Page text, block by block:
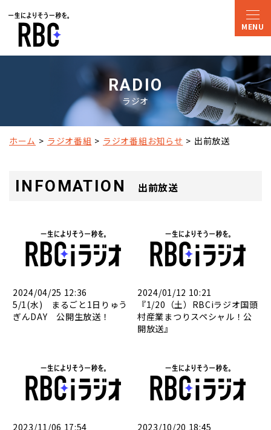
RADIO
ラジオ
ホーム ラジオ番組 ラジオ番組お知らせ 出前放送
INFOMATION 出前放送
2024/04/25 12:36
5/1(水) まるごと1日りゅう
ぎんDAY 公開生放送！
2024/01/12 10:21
『1/20（土）RBCiラジオ国頭
村産業まつりスペシャル！公
開放送』
2023/11/06 17:54
2023/10/20 18:45